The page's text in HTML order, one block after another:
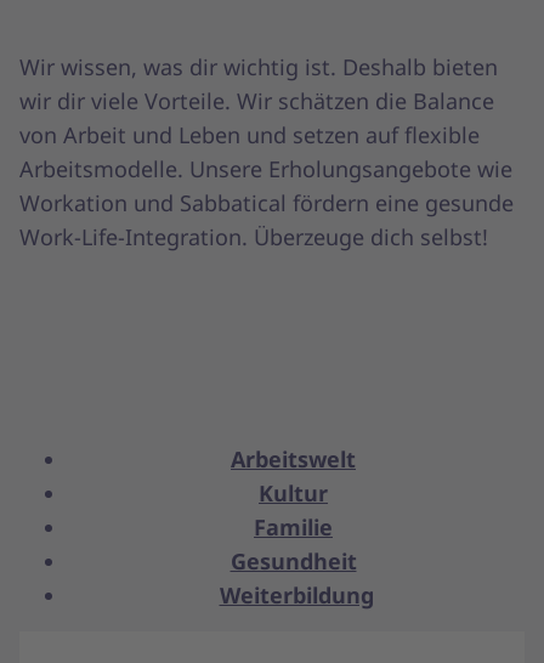
Wir wissen, was dir wichtig ist. Deshalb bieten
wir dir viele Vorteile. Wir schätzen die Balance
von Arbeit und Leben und setzen auf flexible
Arbeitsmodelle. Unsere Erholungsangebote wie
Workation und Sabbatical fördern eine gesunde
Work-Life-Integration. Überzeuge dich selbst!
Arbeitswelt
Kultur
Familie
Gesundheit
Weiterbildung